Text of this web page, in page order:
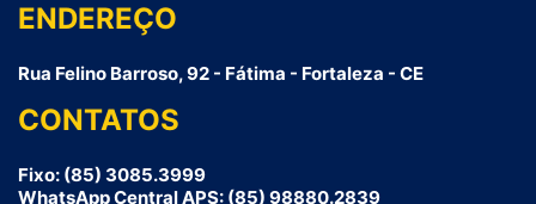
ENDEREÇO
Rua Felino Barroso, 92 - Fátima - Fortaleza - CE
CONTATOS
Fixo: (85) 3085.3999
WhatsApp Central APS: (85) 98880.2839